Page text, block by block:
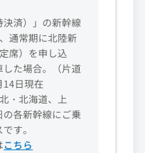
済）」の新幹線
通常期に北陸新
席）を申し込
た場合。（片道
日現在
・北海道、上
各新幹線にご乗
す。
こちら